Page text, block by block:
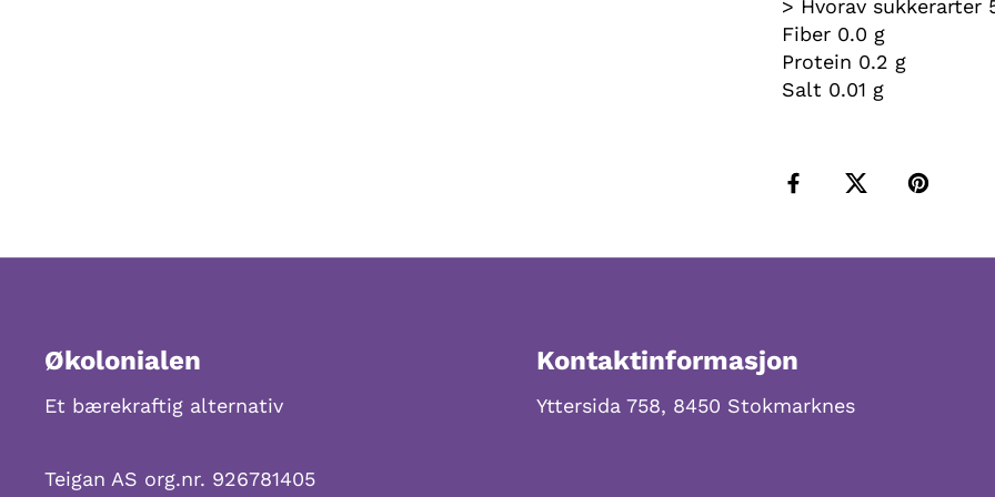
> Hvorav sukkerarter
Fiber 0.0 g
Protein 0.2 g
Salt 0.01 g
Økolonialen
Et bærekraftig alternativ
Teigan AS org.nr. 926781405
Kontaktinformasjon
Yttersida 758, 8450 Stokmarknes